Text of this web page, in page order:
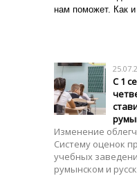
нам поможет. Как
С 1
Изменение
Систему оценок
учебных
румынском и